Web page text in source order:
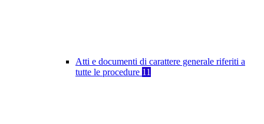
Atti e documenti di carattere generale riferiti a
tutte le procedure 11